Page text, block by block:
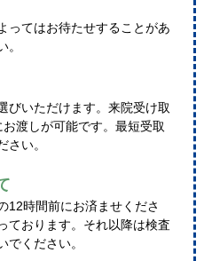
ってはお待たせすることがあ
。
いただけます。来院受け取
渡しが可能です。最短受取
さい。
時間前にお済ませくださ
ております。それ以降は検査
でください。